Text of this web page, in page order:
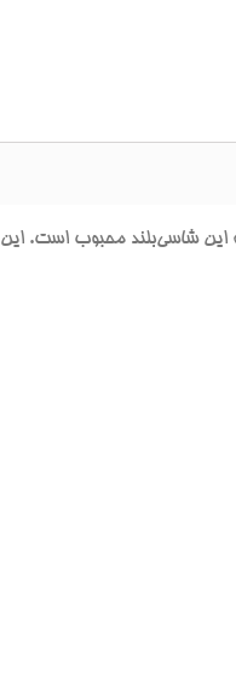
محبوب است. اين پک